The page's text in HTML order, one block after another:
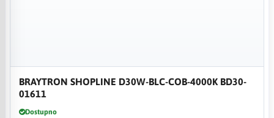
BRAYTRON SHOPLINE D30W-BLC-COB-4000K BD30-
01611
Dostupno